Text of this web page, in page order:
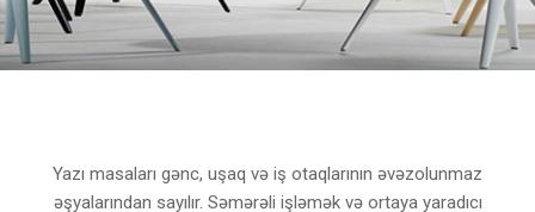
Yazı masaları gənc, uşaq və iş otaqlarının əvəzolunmaz
əşyalarından sayılır. Səmərəli işləmək və ortaya yaradıcı